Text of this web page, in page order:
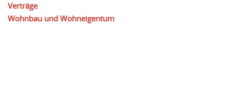
Verträge
Wohnbau und Wohneigentum